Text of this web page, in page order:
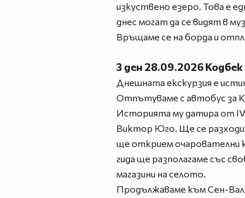
изкуствено езеро. Това е
днес могат да се видят в
Връщаме се на борда и
3 ден 28.09.2026 Кодбек
Днешната екскурзия е
Отпътуваме с автобус за
Историята му датира от IV
Виктор Юго. Ще се
ще открием очарователни
гида ще разполагаме със
магазини на селото.
Продължаваме към Сен-